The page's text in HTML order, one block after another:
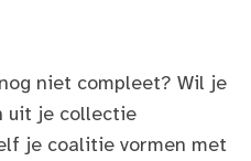
niet compleet? Wil je
uit je collectie
je coalitie vormen met